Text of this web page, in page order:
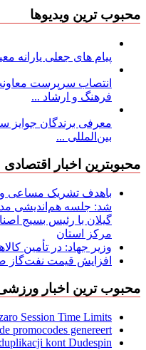
محبوب ترین ویدیوها
پیام های جعلی یارانه
انتصاب سرپرست
فرهنگ و ارشاد ...
معرفی برندگان جوایز
بین‌المللی ...
محبوبترین اخبار اقتصادی
باهدف تشریک مساعی و
شد: جلسه هم‌اندیشی
گیلان با رئیس بسیج
مركز استان
وزیر جهاد: در تأمین
افزایش قیمت نفت‌گاز
محبوب ترین اخبار
Session Time Limits
promocodes genereert
kont Dudespin